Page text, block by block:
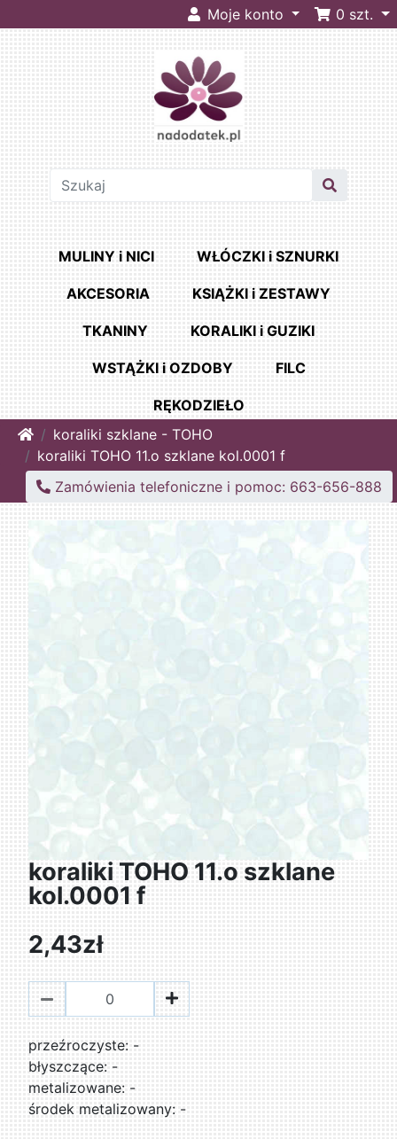
Moje konto 0 szt.
MULINY i NICI WŁÓCZKI i SZNURKI
AKCESORIA KSIĄŻKI i ZESTAWY
TKANINY KORALIKI i GUZIKI
WSTĄŻKI i OZDOBY FILC
RĘKODZIEŁO
Homekoraliki szklane - TOHO
koraliki TOHO 11.o szklane kol.0001 f
Zamówienia telefoniczne i pomoc: 663-656-888
koraliki TOHO 11.o szklane
kol.0001 f
2,43zł
przeźroczyste: -
błyszczące: -
metalizowane: -
środek metalizowany: -